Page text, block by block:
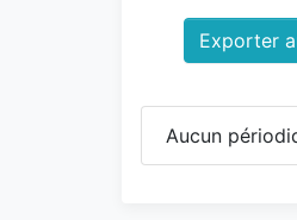
Exporter
Aucun